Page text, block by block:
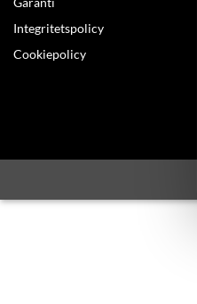
Integritetspolicy
Cookiepolicy